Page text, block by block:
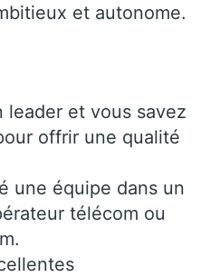
et autonome.
leader et vous savez
offrir une qualité
une équipe dans un
télécom ou